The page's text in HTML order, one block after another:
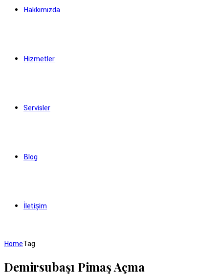
Hakkımızda
Hizmetler
Servisler
Blog
İletişim
HomeTag
Demirsubaşı Pimaş Açma